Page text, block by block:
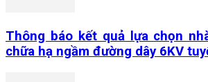
Thông báo kết quả lựa chọn
chữa hạ ngầm đường dây 6KV